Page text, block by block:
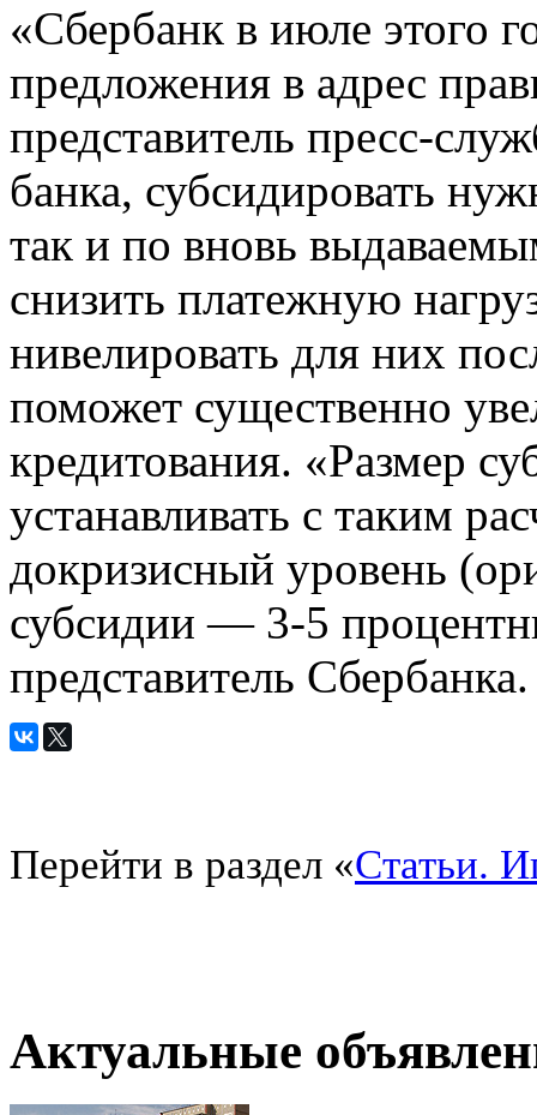
«Сбербанк в июле этого
предложения в адрес
представитель пресс-
банка, субсидировать
так и по вновь
снизить платежную
нивелировать для них
поможет существенно
кредитования. «Размер
устанавливать с таким
докризисный уровень
субсидии — 3-5
представитель Сбербанка.
Перейти в раздел «Статьи.
Актуальные